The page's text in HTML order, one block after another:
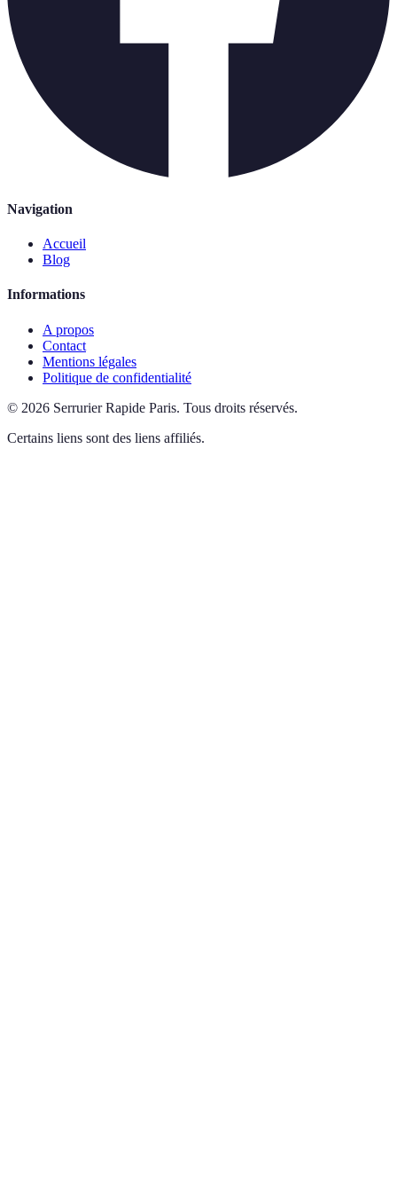
Navigation
Accueil
Blog
Informations
A propos
Contact
Mentions légales
Politique de confidentialité
© 2026 Serrurier Rapide Paris. Tous droits réservés.
Certains liens sont des liens affiliés.